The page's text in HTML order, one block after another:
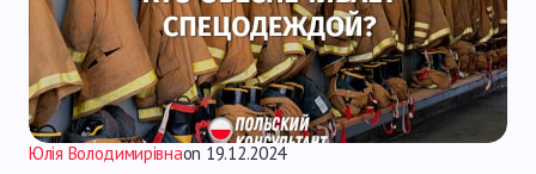
Юлія Володимирівнаon 19.12.2024